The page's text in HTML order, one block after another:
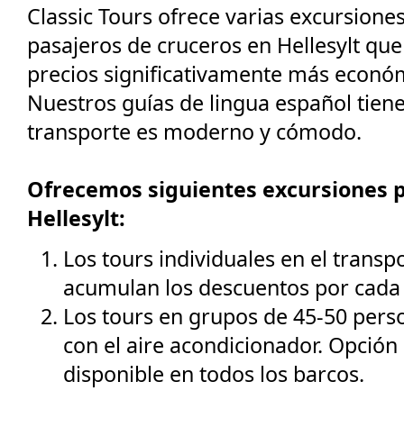
Classic Tours ofrece varias
pasajeros de cruceros en Hellesylt
precios significativamente más
Nuestros guías de lingua español
transporte es moderno y cómodo.
Ofrecemos siguientes excursiones
Hellesylt:
Los tours individuales en el
acumulan los descuentos por
Los tours en grupos de 45-50
con el aire acondicionador.
disponible en todos los barcos.